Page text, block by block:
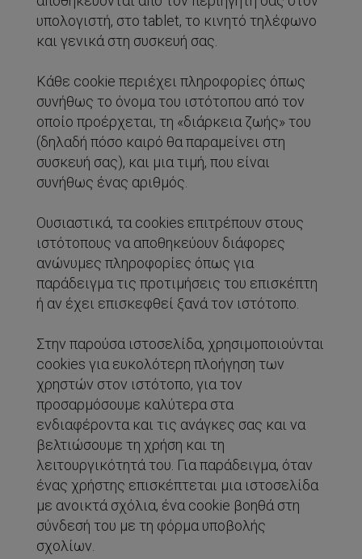
υπολογιστή, στο tablet, το κινητό τηλέφωνο
και γενικά στη συσκευή σας.
Κάθε cookie περιέχει πληροφορίες όπως
συνήθως το όνομα του ιστότοπου από τον
οποίο προέρχεται, τη «διάρκεια ζωής» του
(δηλαδή πόσο καιρό θα παραμείνει στη
συσκευή σας), και μια τιμή, που είναι
συνήθως ένας αριθμός.
Ουσιαστικά, τα cookies επιτρέπουν στους
ιστότοπους να αποθηκεύουν διάφορες
ανώνυμες πληροφορίες όπως για
παράδειγμα τις προτιμήσεις του επισκέπτη
ή αν έχει επισκεφθεί ξανά τον ιστότοπο.
Στην παρούσα ιστοσελίδα, χρησιμοποιούνται
cookies για ευκολότερη πλοήγηση των
χρηστών στον ιστότοπο, για τον
προσαρμόσουμε καλύτερα στα
ενδιαφέροντα και τις ανάγκες σας και να
βελτιώσουμε τη χρήση και τη
λειτουργικότητά του. Για παράδειγμα, όταν
ένας χρήστης επισκέπτεται μια ιστοσελίδα
με ανοικτά σχόλια, ένα cookie βοηθά στη
σύνδεσή του με τη φόρμα υποβολής
σχολίων.